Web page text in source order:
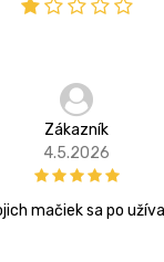
Zákazník
4.5.2026
mačiek sa po